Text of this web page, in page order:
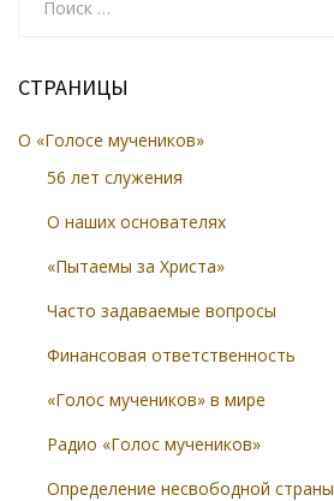
СТРАНИЦЫ
О «Голосе мучеников»
56 лет служения
О наших основателях
«Пытаемы за Христа»
Часто задаваемые вопросы
Финансовая ответственность
«Голос мучеников» в мире
Радио «Голос мучеников»
Определение несвободной страны